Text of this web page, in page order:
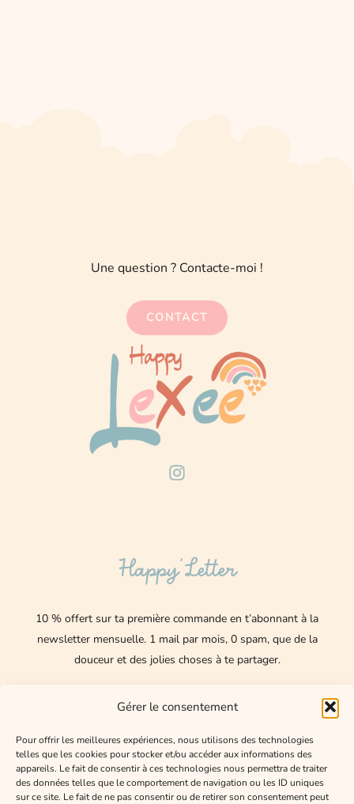
Gérer le consentement
Pour offrir les meilleures expériences, nous utilisons des technologies
telles que les cookies pour stocker et/ou accéder aux informations des
appareils. Le fait de consentir à ces technologies nous permettra de traiter
des données telles que le comportement de navigation ou les ID uniques
sur ce site. Le fait de ne pas consentir ou de retirer son consentement peut
Une question ? Contacte-moi !
CONTACT
I
n
r
a
Happy’Letter
10 % offert sur ta première commande en t’abonnant à la
newsletter mensuelle. 1 mail par mois, 0 spam, que de la
douceur et des jolies choses à te partager.
E-
mail
J'accepte de recevoir les mails de Happy Lexee